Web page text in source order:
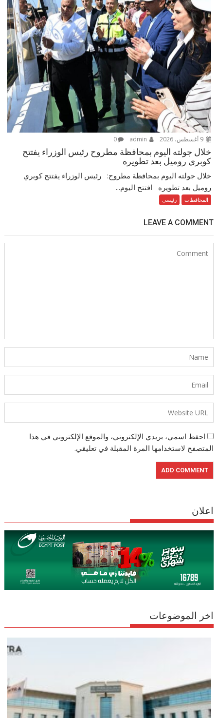
9 أغسطس، 2026 0
خلال جولته اليوم بمحافظة مطروح رئيس الوزراء يفتتح
كوبري روميل بعد تطويره
خلال جولته اليوم بمحافظة مطروح: رئيس الوزراء يفتتح كوبري
روميل بعد تطويره افتتح اليوم...
المحافظات رئيسي
LEAVE A COMMENT
احفظ اسمي، بريدي الإلكتروني، والموقع الإلكتروني في هذا
المتصفح لاستخدامها المرة المقبلة في تعليقي.
اعلان
اخر الموضوعات